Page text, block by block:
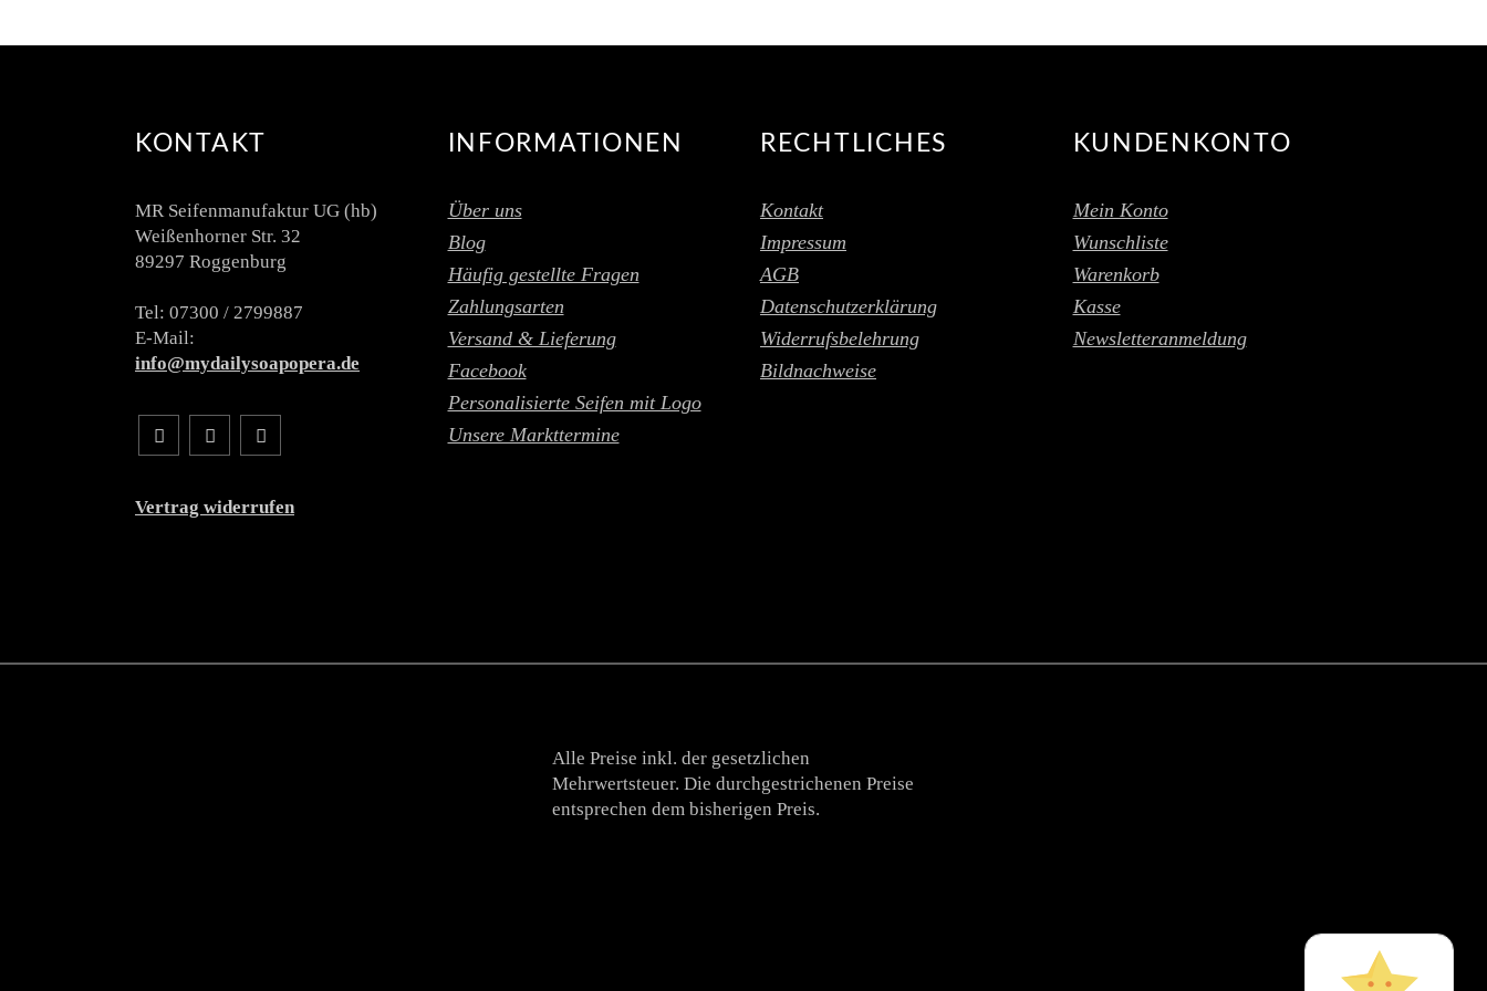
KONTAKT
MR Seifenmanufaktur UG (hb)
Weißenhorner Str. 32
89297 Roggenburg
Tel: 07300 / 2799887
E-Mail:
info@mydailysoapopera.de
Vertrag widerrufen
INFORMATIONEN
Über uns
Blog
Häufig gestellte Fragen
Zahlungsarten
Versand & Lieferung
Facebook
Personalisierte Seifen mit Logo
Unsere Markttermine
RECHTLICHES
Kontakt
Impressum
AGB
Datenschutzerklärung
Widerrufsbelehrung
Bildnachweise
KUNDENKONTO
Mein Konto
Wunschliste
Warenkorb
Kasse
Newsletteranmeldung
Alle Preise inkl. der gesetzlichen
Mehrwertsteuer. Die durchgestrichenen Preise
entsprechen dem bisherigen Preis.